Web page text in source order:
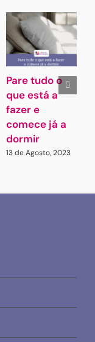
Pare tudo o
que está a
fazer e
comece já a
dormir
13 de Agosto, 2023